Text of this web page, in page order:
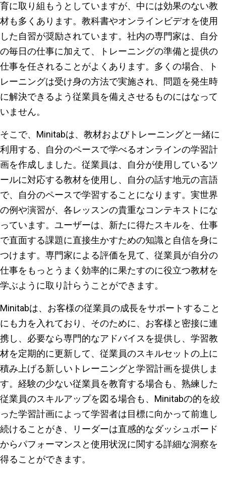
育に取り組もうとしていますが、中には効果のない教
材も多くあります。教科書やオンラインビデオを使用
した自習が奨励されています。社内の専門家は、自分
の毎日の仕事に加えて、トレーニングの準備と提供の
仕事を任されることがよくあります。多くの場合、ト
レーニングは受け身の方法で実施され、問題を発生時
に解決できるよう従業員を備えさせるものにはなって
いません。
そこで、Minitabは、教材およびトレーニングと一緒に
利用する、自分のペースで学べるオンラインの学習計
画を作成しました。従業員は、自分が使用しているツ
ールに対応する教材を使用し、自分の話す地元の言語
で、自分のペースで学習することになります。実世界
の例や演習が、各レッスンの貴重なコンテキストにな
っています。ユーザーは、新たに得たスキルを、仕事
で直面する課題に直接生かすための知識と自信を身に
つけます。専門家による評価を見て、従業員が自分の
仕事をもっとうまく効率的に果たすのに役立つ教材を
学ぶように取り計らうことができます。
Minitabは、お客様の従業員の成長をサポートすること
にも力を入れており、そのために、お客様と密接に連
携し、必要なら専門的なアドバイスを提供し、学習教
材を定期的に更新して、従業員のスキルセットの上に
積み上げる新しいトレーニングと学習計画を提供しま
す。経験の少ない従業員を教育する場合も、熟練した
従業員のスキルアップを図る場合も、Minitabの的を絞
った学習計画によって学習者は目標に向かって前進し
続けることがき、リーダーは直感的なダッシュボード
からパフォーマンスと使用状況に関する詳細な洞察を
得ることができます。